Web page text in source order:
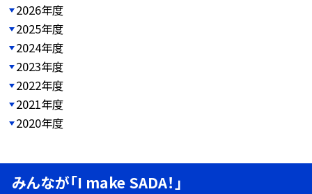
2026年度
2025年度
2024年度
2023年度
2022年度
2021年度
2020年度
みんなが「I make SADA！」